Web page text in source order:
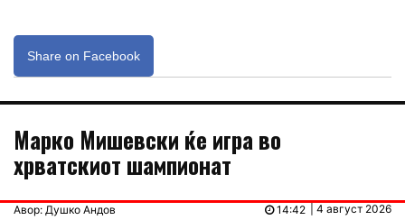
Share on Facebook
Марко Мишевски ќе игра во
хрватскиот шампионат
Авор: Душко Андов | 4 август 2026
14:42